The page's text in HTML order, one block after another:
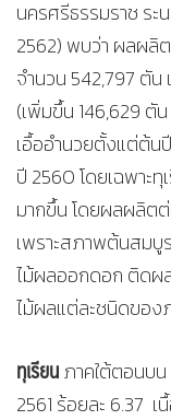
นครศรีธรรมราช ร
2562) พบว่า ผลผลิ
จำนวน 542,797 ตัน
(เพิ่มขึ้น 146,629 ตั
เอื้ออำนวยตั้งแต่ต้น
ปี 2560 โดยเฉพาะ
มากขึ้น โดยผลผลิต
เพราะสภาพต้นสม
ไม้ผลออกดอก ติดผ
ไม้ผลแต่ละชนิดของ
ทุเรียนภาคใต้ตอนบน
2561 ร้อยละ 6.37 เ